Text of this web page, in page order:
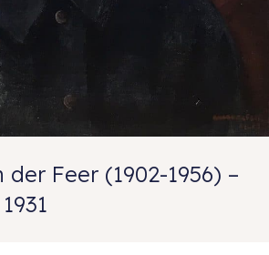
Feer (1902-1956) –